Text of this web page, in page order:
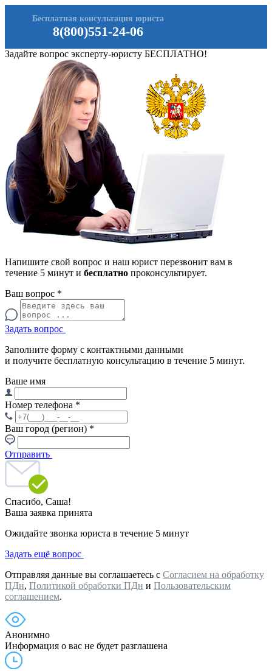
8(800)551-24-06
Бесплатная консультация юриста
Задайте вопрос эксперту-юристу БЕСПЛАТНО!
Напишите свой вопрос и наш юрист перезвонит вам в
течение 5 минут и бесплатно проконсультирует.
Ваш вопрос *
Задать вопрос
Заполните форму с контактными данными
и получите бесплатную консультацию в течение 5 минут.
Ваше имя
Номер телефона *
Ваш город (регион) *
Отправить
Спасибо, Саша!
Ваша заявка принята
Ожидайте звонка юриста в течение 5 минут
Задать ещё вопрос
Отправляя данные вы соглашаетесь с Согласием на обработку
ПДн, Политикой обработки ПДн и Пользовательским
соглашением.
Анонимно
Информация о вас не будет разглашена